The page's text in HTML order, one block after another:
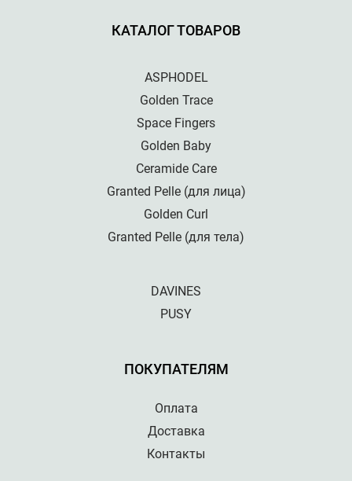
КАТАЛОГ ТОВАРОВ
ASPHODEL
Golden Trace
Space Fingers
Golden Baby
Ceramide Care
Granted Pelle (для лица)
Golden Curl
Granted Pelle (для тела)
DAVINES
PUSY
ПОКУПАТЕЛЯМ
Оплата
Доставка
Контакты